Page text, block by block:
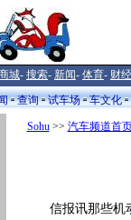
城- 搜索- 新闻- 体育- 财经
查询 试车场 车文化
Sohu>> 汽车频道首
信报讯那些机动